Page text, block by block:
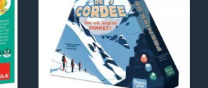
visibility